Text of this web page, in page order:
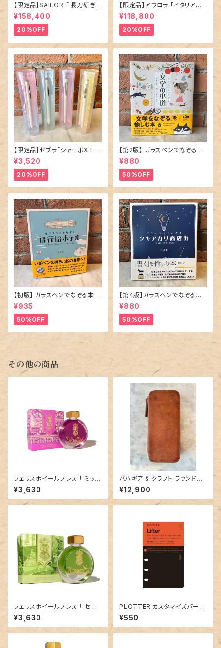
【限定品】SAILOR 「 長刀研ぎ
エボナイト 万年筆 〜憧憬〜 」
／M（中字）／21金ペン先
¥158,400
20%OFF
【限定品】アウロラ 「イタリア神
秘の旅・オルティジア 万年筆」／
字幅EF
¥118,800
20%OFF
【限定品】ゼブラ「シャーボX LT
3 限定ニュアンスカラー」多機能
ペン／全4種
¥3,520
20%OFF
【第2版】 ガラスペンでなぞる本
¥880
50%OFF
【初版】 ガラスペンでなぞる本 「
¥935
50%OFF
【第4版】ガラスペンでなぞる本
「 ツキアカリ商店街 そこは夜に
¥880
50%OFF
その他の商品
フェリスホイールプレス 「 ミッド
ウェーザマグニフィセント（SUG
ER BEACH COLLECTION）」
／38mlインク／ラメ入り
¥3,630
バハギア & クラフト ラウンドジ
ップペンケース (プエブロ革 シ
エナ)
¥12,900
フェリスホイールプレス 「 セント
ラルパークグリーン（ NEW YO
RK,NEW YORK COLLECTIO
N ）」／38mlインク／ラメなし
¥3,630
PLOTTER カスタマイズパーツ
No.010「リフター2枚」ミニサイ
ズ／6穴
¥550